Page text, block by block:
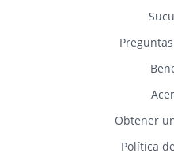
Obtener
Política